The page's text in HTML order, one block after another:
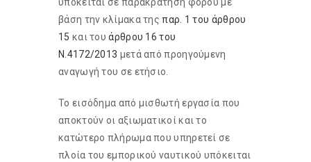
βάση την κλίμακα τηςπαρ. 1 του άρθρου
15 και τουάρθρου 16 του
Ν.4172/2013 μετά από προηγούμενη
αναγωγή του σε ετήσιο.
Το εισόδημα από μισθωτή εργασία που
αποκτούν οι αξιωματικοί και το
κατώτερο πλήρωμα που υπηρετεί σε
πλοία του εμπορικού ναυτικού υπόκειται